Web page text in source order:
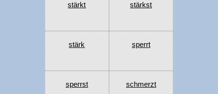
stärkt stärkst
stärk sperrt
sperrst schmerzt